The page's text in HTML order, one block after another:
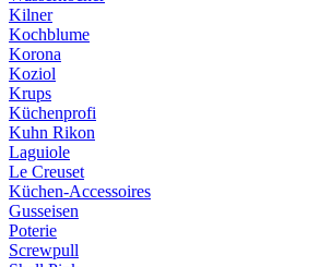
Kilner
Kochblume
Korona
Koziol
Krups
Küchenprofi
Kuhn Rikon
Laguiole
Le Creuset
Küchen-Accessoires
Gusseisen
Poterie
Screwpull